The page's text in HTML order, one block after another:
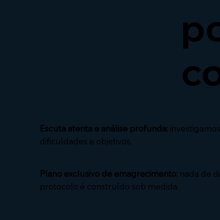
Escuta atenta e análise profunda:
dificuldades e objetivos.
Plano exclusivo de emagrecimento: nada de
protocolo é construído sob medida.